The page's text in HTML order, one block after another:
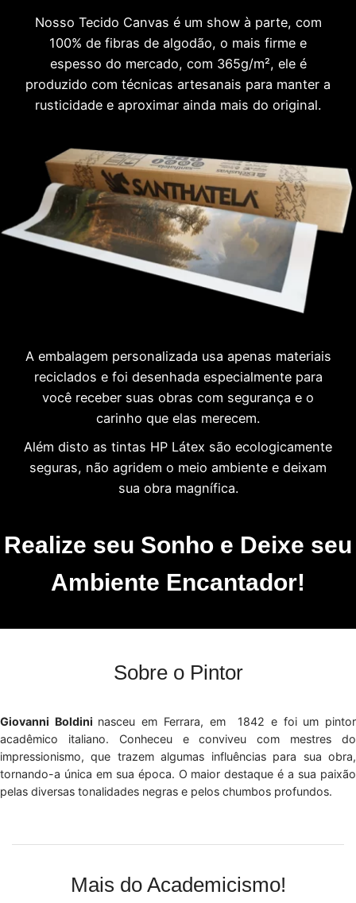
Nosso Tecido Canvas é um show à parte, com
100% de fibras de algodão, o mais firme e
espesso do mercado, com 365g/m², ele é
produzido com técnicas artesanais para manter a
rusticidade e aproximar ainda mais do original.
A embalagem personalizada usa apenas materiais
reciclados e foi desenhada especialmente para
você receber suas obras com segurança e o
carinho que elas merecem.
Além disto as tintas HP Látex são ecologicamente
seguras, não agridem o meio ambiente e deixam
sua obra magnífica.
Realize seu Sonho e Deixe seu
Ambiente Encantador!
Sobre o Pintor
Giovanni Boldini nasceu em Ferrara, em 1842 e foi um pintor
acadêmico italiano. Conheceu e conviveu com mestres do
impressionismo, que trazem algumas influências para sua obra,
tornando-a única em sua época. O maior destaque é a sua paixão
pelas diversas tonalidades negras e pelos chumbos profundos.
Mais do Academicismo!